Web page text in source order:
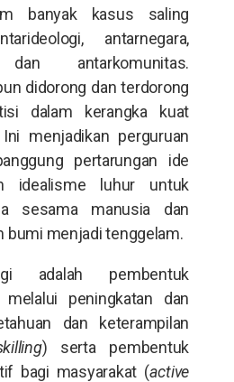
banyak kasus saling
antarnegara,
dan antarkomunitas.
didorong dan terdorong
dalam kerangka kuat
menjadikan perguruan
pertarungan ide
idealisme luhur untuk
sesama manusia dan
bumi menjadi tenggelam.
adalah pembentuk
melalui peningkatan dan
dan keterampilan
) serta pembentuk
bagi masyarakat (active